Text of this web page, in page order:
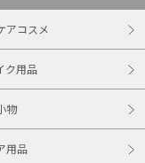
アコスメ
ク用品
物
用品